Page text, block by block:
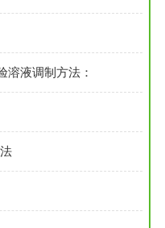
溶液调制方法：